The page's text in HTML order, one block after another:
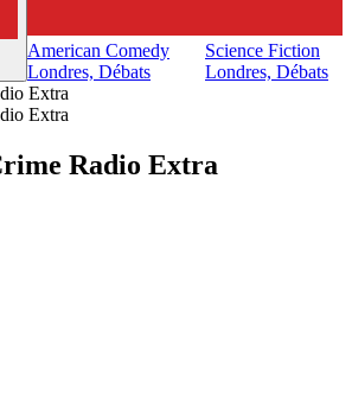
American Comedy
Londres, Débats
Science Fiction
Londres, Débats
Extra
Extra
Radio Extra